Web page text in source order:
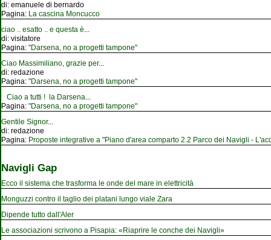
di: emanuele di bernardo
Pagina: La cascina Moncucco
ciao .. esatto .. e questa è
di: visitatore
Pagina: "Darsena, no a progetti tampone"
Ciao Massimiliano, grazie per...
di: redazione
Pagina: "Darsena, no a progetti tampone"
Ciao a tutti ! la Darsena
Pagina: "Darsena, no a progetti tampone"
Gentile Signor...
di: redazione
Pagina: Proposte integrative a "Piano d'area comparto 2.2 Parco dei Navigli -
Navigli Gap
Ecco il sistema che trasforma le onde del mare in elettricità
Monguzzi contro il taglio dei platani lungo viale Zara
Dipende tutto dall'Aler
Le associazioni scrivono a Pisapia: «Riaprire le conche dei Navigli»